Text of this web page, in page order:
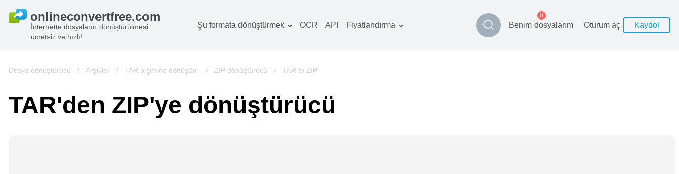
İnternette dosyaların dönüştürülmesi
ücretsiz ve hızlı!
Şu formata dönüştürmek
Görüntüler dönüştürücü
Books dönüştürücü
OCR API Fiyatlandırma Benim dosyalarım
0
Oturum aç Kaydol
Dosya dönüştürücü / Arşivler / TAR biçimine dönüştür / ZIP dönüştürücü / TAR to ZIP
TAR'den ZIP'ye dönüştürücü